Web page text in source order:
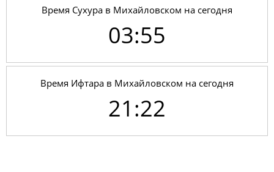
Время Сухура в Михайловском на сегодня
03:55
Время Ифтара в Михайловском на сегодня
21:22